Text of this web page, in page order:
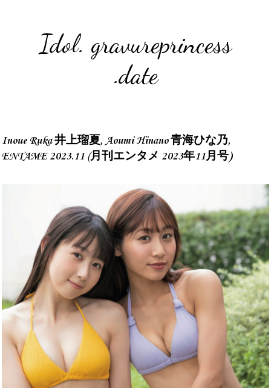
Idol. gravureprincess
.date
Inoue Ruka 井上瑠夏, Aoumi Hinano 青海ひな乃,
ENTAME 2023.11 (月刊エンタメ 2023年11月号)